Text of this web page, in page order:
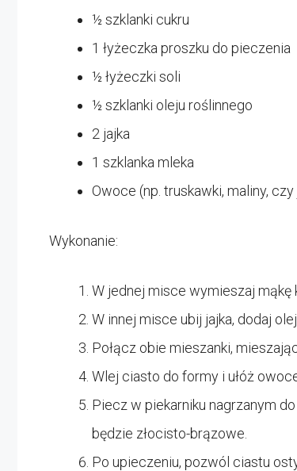
½ szklanki cukru
1 łyżeczka proszku do pieczenia
½ łyżeczki soli
½ szklanki oleju roślinnego
2 jajka
1 szklanka mleka
Owoce (np. truskawki, maliny,
Wykonanie:
W jednej misce wymieszaj mąkę
W innej misce ubij jajka, dodaj
Połącz obie mieszanki,
Wlej ciasto do formy i ułóż
Piecz w piekarniku nagrzanym
będzie złocisto-brązowe.
Po upieczeniu, pozwól ciastu